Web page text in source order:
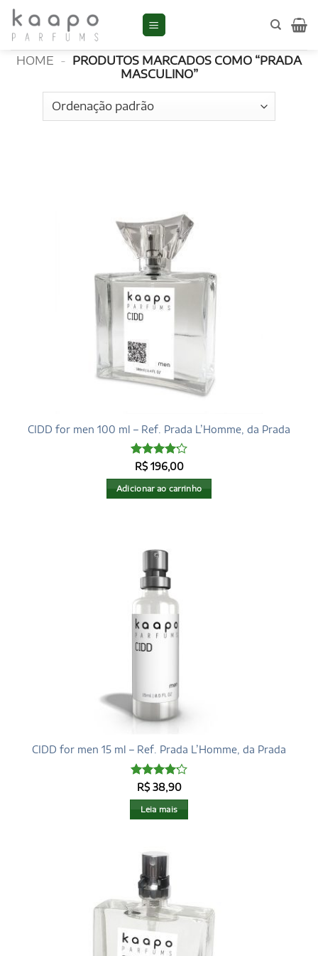
Skip
content
Prada masculino
HOME - PRODUTOS MARCADOS COMO “PRADA
MASCULINO”
CIDD for men 100 ml – Ref. Prada L’Homme, da Prada
Avaliação
4.17de 5
R$196,00
Adicionar ao carrinho
CIDD for men 15 ml – Ref. Prada L’Homme, da Prada
Avaliação
4.17de 5
R$38,90
Leia mais